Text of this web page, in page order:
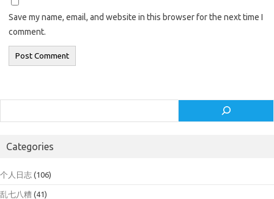
Save my name, email, and website in this browser for the next time I
comment.
Categories
个人日志 (106)
乱七八糟 (41)